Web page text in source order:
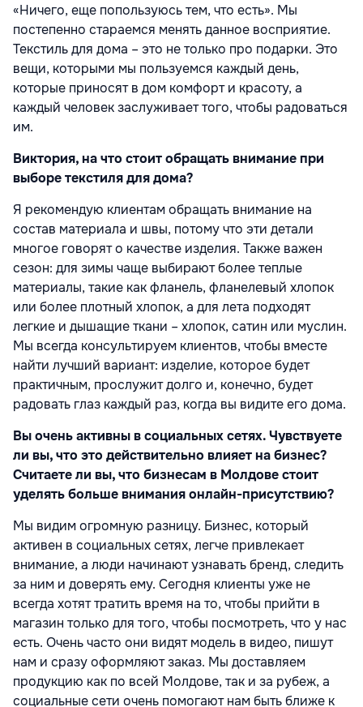
«Ничего, еще попользуюсь тем, что есть». Мы
постепенно стараемся менять данное восприятие.
Текстиль для дома – это не только про подарки. Это
вещи, которыми мы пользуемся каждый день,
которые приносят в дом комфорт и красоту, а
каждый человек заслуживает того, чтобы радоваться
им.
Виктория, на что стоит обращать внимание при
выборе текстиля для дома?
Я рекомендую клиентам обращать внимание на
состав материала и швы, потому что эти детали
многое говорят о качестве изделия. Также важен
сезон: для зимы чаще выбирают более теплые
материалы, такие как фланель, фланелевый хлопок
или более плотный хлопок, а для лета подходят
легкие и дышащие ткани – хлопок, сатин или муслин.
Мы всегда консультируем клиентов, чтобы вместе
найти лучший вариант: изделие, которое будет
практичным, прослужит долго и, конечно, будет
радовать глаз каждый раз, когда вы видите его дома.
Вы очень активны в социальных сетях. Чувствуете
ли вы, что это действительно влияет на бизнес?
Считаете ли вы, что бизнесам в Молдове стоит
уделять больше внимания онлайн-присутствию?
Мы видим огромную разницу. Бизнес, который
активен в социальных сетях, легче привлекает
внимание, а люди начинают узнавать бренд, следить
за ним и доверять ему. Сегодня клиенты уже не
всегда хотят тратить время на то, чтобы прийти в
магазин только для того, чтобы посмотреть, что у нас
есть. Очень часто они видят модель в видео, пишут
нам и сразу оформляют заказ. Мы доставляем
продукцию как по всей Молдове, так и за рубеж, а
социальные сети очень помогают нам быть ближе к